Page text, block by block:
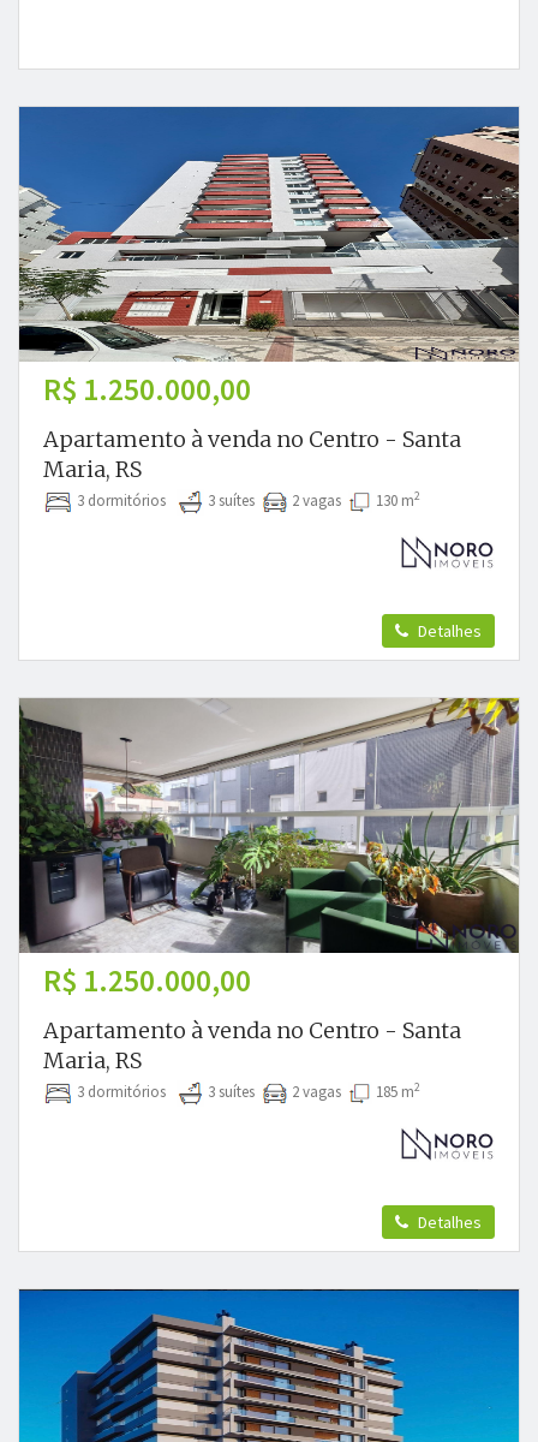
R$ 1.250.000,00
Apartamento à venda no Centro - Santa
Maria, RS
3 dormitórios 3 suítes 2 vagas 130 m2
Detalhes
R$ 1.250.000,00
Apartamento à venda no Centro - Santa
Maria, RS
3 dormitórios 3 suítes 2 vagas 185 m2
Detalhes